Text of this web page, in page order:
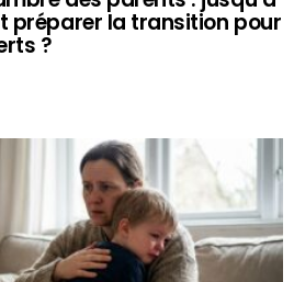
préparer la transition pour
?